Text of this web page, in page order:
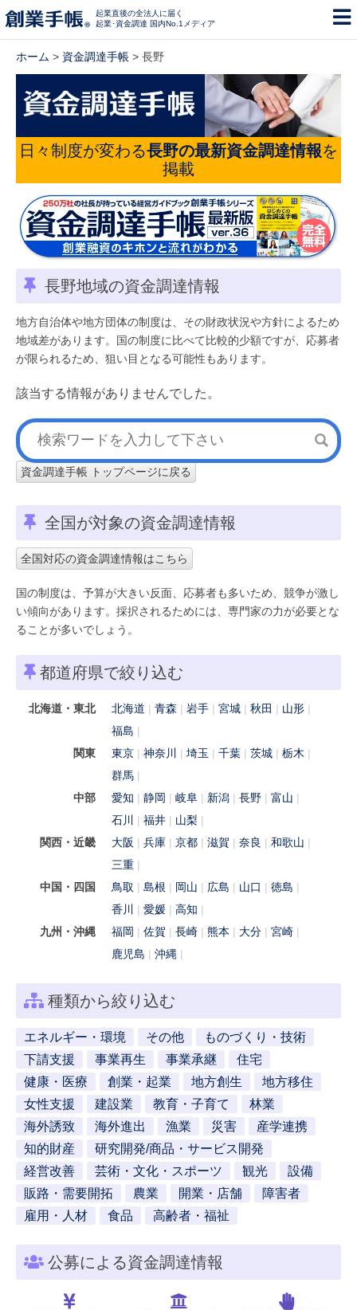
起業直後の全法人に届く
起業･資金調達 国内No.1メディア
ホーム > 資金調達手帳 > 長野
日々制度が変わる長野の最新資金調達情報を
掲載
長野地域の資金調達情報
地方自治体や地方団体の制度は、その財政状況や方針によるため
地域差があります。国の制度に比べて比較的少額ですが、応募者
が限られるため、狙い目となる可能性もあります。
該当する情報がありませんでした。
資金調達手帳 トップページに戻る
全国が対象の資金調達情報
全国対応の資金調達情報はこちら
国の制度は、予算が大きい反面、応募者も多いため、競争が激し
い傾向があります。採択されるためには、専門家の力が必要とな
ることが多いでしょう。
都道府県で絞り込む
北海道・東北 北海道 青森 岩手 宮城 秋田
山形
福島
関東
東京 神奈川 埼玉 千葉 茨城
栃木
群馬
中部
愛知 静岡 岐阜 新潟 長野
富山
石川
福井
山梨
関西・近畿
大阪 兵庫 京都 滋賀 奈良
和歌山
三重
中国・四国
鳥取 島根 岡山 広島 山口
徳島
香川
愛媛
高知
九州・沖縄
福岡 佐賀 長崎 熊本 大分
宮崎
鹿児島
沖縄
種類から絞り込む
エネルギー・環境 その他
ものづくり・技術
下請支援
事業再生 事業承継
住宅
健康・医療
創業・起業 地方創生
地方移住
女性支援
建設業 教育・子育て
林業
海外誘致
海外進出 漁業 災害
産学連携
知的財産
研究開発/商品・サービス開発
経営改善
芸術・文化・スポーツ 観光
設備
販路・需要開拓
農業 開業・店舗
障害者
雇用・人材
食品 高齢者・福祉
公募による資金調達情報